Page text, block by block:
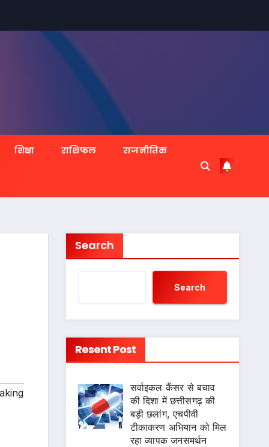
शिक्षा राशिफल राजनीतिक
Search
Search
Resent Post
सर्वाइकल कैंसर से बचाव
की दिशा में छत्तीसगढ़ की
बड़ी छलांग, एचपीवी
टीकाकरण अभियान को मिल
रहा व्यापक जनसमर्थन